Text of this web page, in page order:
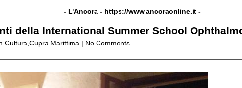
- L'Ancora - https://www.ancoraonline.it -
della International Summer School
Cultura,Cupra Marittima | No Comments